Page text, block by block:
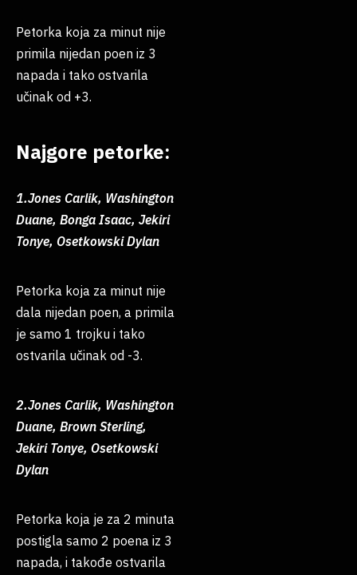
Petorka koja za minut nije
primila nijedan poen iz 3
napada i tako ostvarila
učinak od +3.
Najgore petorke:
1.Jones Carlik, Washington
Duane, Bonga Isaac, Jekiri
Tonye, Osetkowski Dylan
Petorka koja za minut nije
dala nijedan poen, a primila
je samo 1 trojku i tako
ostvarila učinak od -3.
2.Jones Carlik, Washington
Duane, Brown Sterling,
Jekiri Tonye, Osetkowski
Dylan
Petorka koja je za 2 minuta
postigla samo 2 poena iz 3
napada, i takođe ostvarila